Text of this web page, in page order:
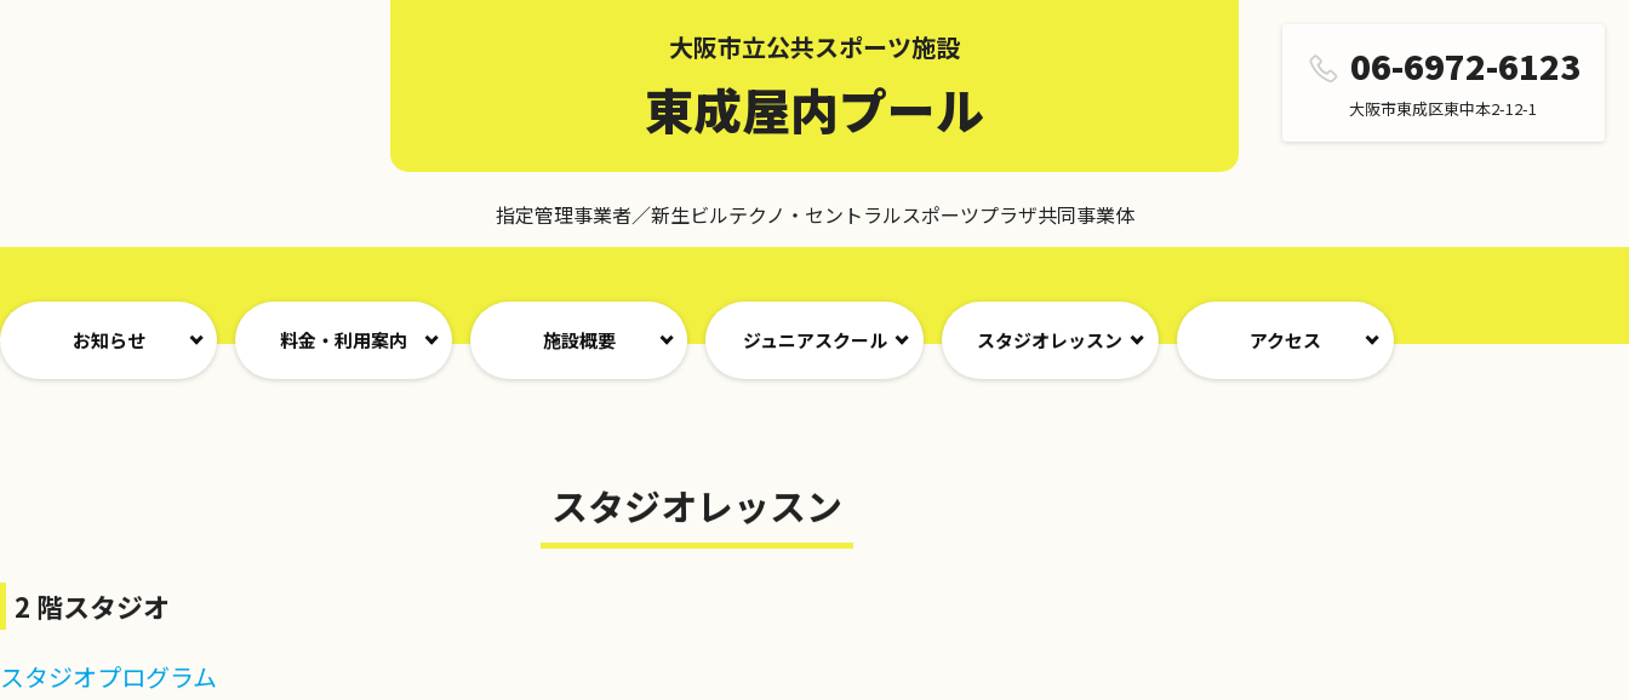
大阪市立公共スポーツ施設
東成屋内プール
指定管理事業者／新生ビルテクノ・セントラルスポーツプラザ共同事業体
06-6972-6123
大阪市東成区東中本2-12-1
お知らせ 料金・利用案内 施設概要 ジュニアスクール スタジオレッスン アクセス
スタジオレッスン
2 階スタジオ
スタジオプログラム